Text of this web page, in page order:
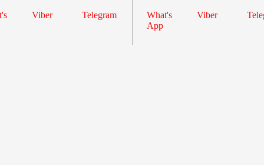
Viber Telegram
What's
App
Viber